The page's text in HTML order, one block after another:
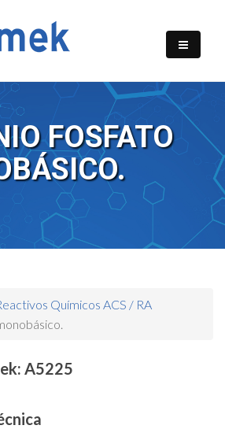
FOSFATO
Químicos ACS / RA
A5225